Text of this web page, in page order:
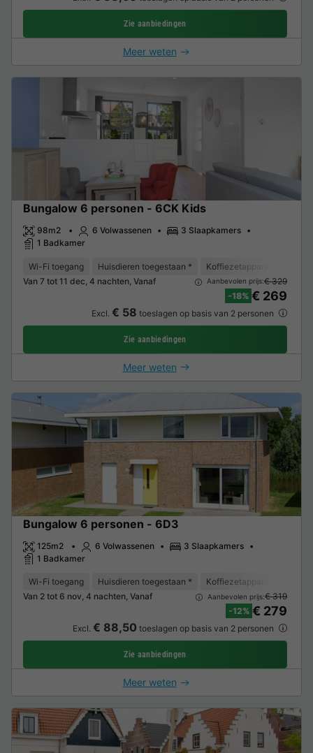
Zie aanbiedingen
Meer weten
Bungalow 6 personen - 6CK Kids
98m2 6 Volwassenen
3 Slaapkamers
1 Badkamer
Wi-Fi toegang Huisdieren toegestaan * Koffiezetapparaat
Van 7 tot 11 dec, 4 nachten, Vanaf
Aanbevolen prijs:€ 329
-18% € 269
Excl. € 58 toeslagen op basis van 2 personen
Zie aanbiedingen
Meer weten
Bungalow 6 personen - 6D3
125m2 6 Volwassenen
3 Slaapkamers
1 Badkamer
Wi-Fi toegang Huisdieren toegestaan * Koffiezetapparaat
Van 2 tot 6 nov, 4 nachten, Vanaf
Aanbevolen prijs:€ 319
-12% € 279
Excl. € 88,50 toeslagen op basis van 2 personen
Zie aanbiedingen
Meer weten